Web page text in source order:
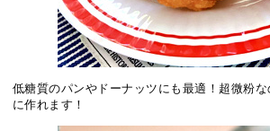
低糖質のパンやドーナッツにも最適！超微粉
に作れます！